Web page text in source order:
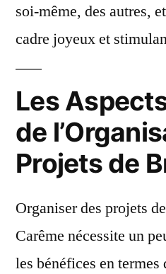
soi-même, des autres,
cadre joyeux et
Les
de
Projets de
Organiser des projets
Carême nécessite un
les bénéfices en termes